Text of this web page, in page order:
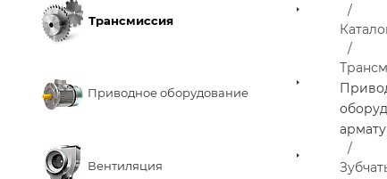
Трансмиссия
Приводное оборудование
Вентиляция